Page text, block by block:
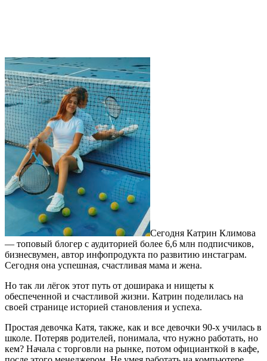
Сегодня Катрин Климова
— топовый блогер с аудиторией более 6,6 млн подписчиков,
бизнесвумен, автор инфопродукта по развитию инстаграм.
Сегодня она успешная, счастливая мама и жена.
Но так ли лёгок этот путь от доширака и нищеты к
обеспеченной и счастливой жизни. Катрин поделилась на
своей странице историей становления и успеха.
Простая девочка Катя, также, как и все девочки 90-х училась в
школе. Потеряв родителей, понимала, что нужно работать, но
кем? Начала с торговли на рынке, потом официанткой в кафе,